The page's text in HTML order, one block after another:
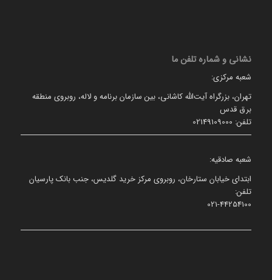
نشانی و شماره تلفن ما
شعبه مرکزی:
تهران، بزرگراه آیت‌الله کاشانی، بین سازمان برنامه و لاله، روبروی منطقه
برق قدس
تلفن: 02149109000
شعبه صادقیه:
ابتدای خیابان ستارخان، روبروی مرکز خرید گلدیس، جنب بانک پارسیان
تلفن:
021-44254100